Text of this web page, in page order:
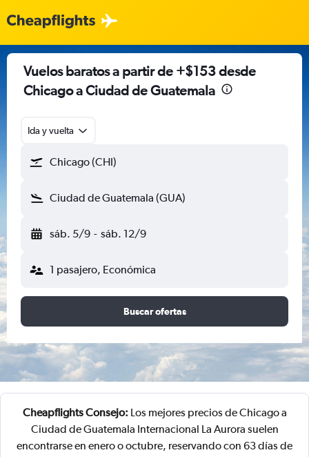
Vuelos baratos a partir de +$153 desde
Chicago a Ciudad de Guatemala
Ida y vuelta
Chicago (CHI)
Ciudad de Guatemala (GUA)
sáb. 5/9 - sáb. 12/9
1 pasajero, Económica
Buscar ofertas
Cheapflights Consejo: Los mejores precios de Chicago a
Ciudad de Guatemala Internacional La Aurora suelen
encontrarse en enero o octubre, reservando con 63 días de